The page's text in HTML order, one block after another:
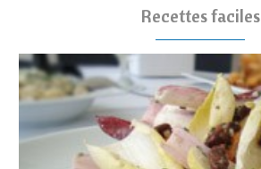
Recettes faciles